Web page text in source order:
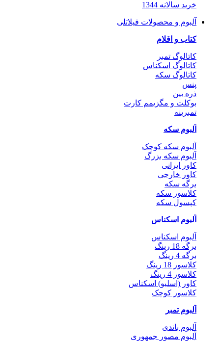
خرید سالانه 1344
آلبوم و محصولات فیلاتلی
کتاب و اقلام
کاتالوگ تمبر
کاتالوگ اسکناس
کاتالوگ سکه
پنس
ذره بین
بوکلت و مگزیمم کارت
تمبرینه
آلبوم سکه
آلبوم سکه کوچک
آلبوم سکه بزرگ
کاور ایرانی
کاور خارجی
برگه سکه
کلاسور سکه
کپسول سکه
آلبوم اسکناس
آلبوم اسکناس
برگه 18 رینگ
برگه 4 رینگ
کلاسور 18 رینگ
کلاسور 4 رینگ
کاور (اسلیو) اسکناس
کلاسور کوچک
آلبوم تمبر
آلبوم باندی
آلبوم مصور جمهوری